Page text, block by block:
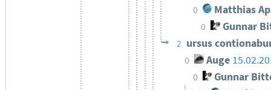
0 Matthias
0 Gunnar
2 ursus
0 Auge
0 Gunnar